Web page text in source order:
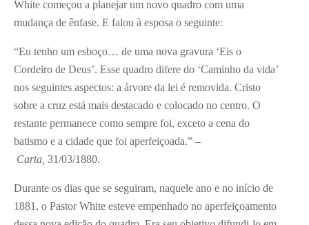
White começou a planejar um novo quadro com uma
mudança de ênfase. E falou à esposa o seguinte:
“Eu tenho um esboço… de uma nova gravura ‘Eis o
Cordeiro de Deus’. Esse quadro difere do ‘Caminho da vida’
nos seguintes aspectos: a árvore da lei é removida. Cristo
sobre a cruz está mais destacado e colocado no centro. O
restante permanece como sempre foi, exceto a cena do
batismo e a cidade que foi aperfeiçoada.” –
Carta, 31/03/1880.
Durante os dias que se seguiram, naquele ano e no início de
1881, o Pastor White esteve empenhado no aperfeiçoamento